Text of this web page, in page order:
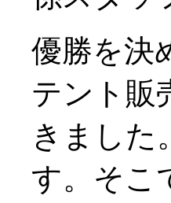
優勝を決
テント販
きました
す。そこ